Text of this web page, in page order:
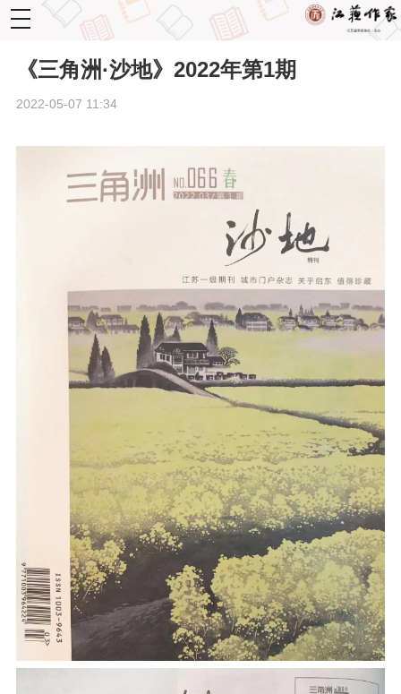
toggle
navigation
《三角洲·沙地》2022年第1期
2022-05-07 11:34